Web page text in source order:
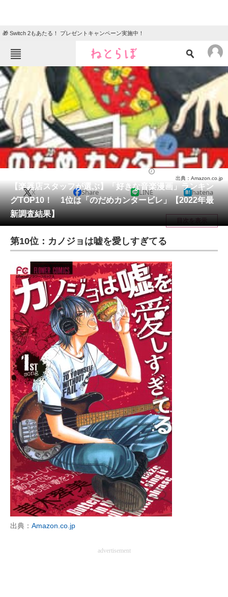
🎁 Switch 2もあたる！ プレゼントキャンペーン実施中！
ねとらぼメニュー
TOP ニュース
エンタメ クイズ
グルメ 地域
住まい 教育・育児
動物 リサーチ
会員記事
メディア
注目記事を集めた総合ページ
ITの今と未来を見通す
スマホと通信の最新トレンド
進化するPCとデバイスの未来
好きが集まる 比べて選べる
ビジネスと働き方のヒント
AI活用のいまが分かる
企業ITのトレンドを詳説
経営リーダーのコミュニティ
マーケ×ITの今がよく分かる
ITエンジニア向け専門サイト
企業向けIT製品の総合サイト
IT製品の技術・比較・事例
製造業のIT導入・活用を支援
【楽器店スタッフが選ぶ】「好きな音楽漫画」ランキン
グTOP10！ 1位は「のだめカンタービレ」【2022年最
新調査結果】
出典：Amazon.co.jp
X Share LINE hatena
目次を表示
第10位：カノジョは嘘を愛しすぎてる
出典： Amazon.co.jp
advertisement